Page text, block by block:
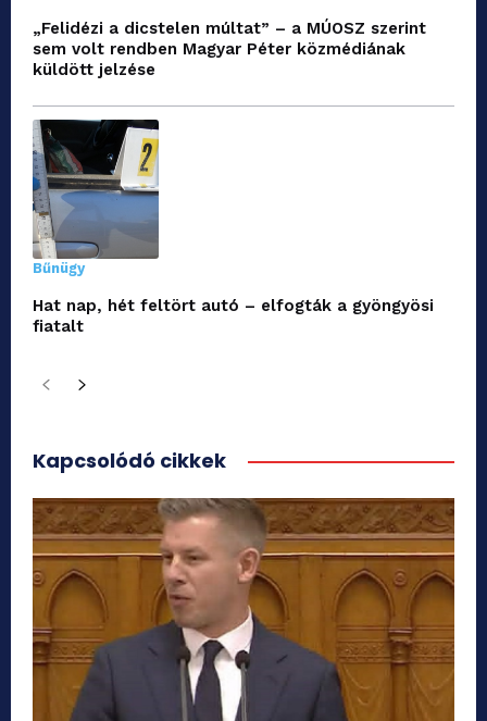
„Felidézi a dicstelen múltat” – a MÚOSZ szerint
sem volt rendben Magyar Péter közmédiának
küldött jelzése
Bűnügy
Hat nap, hét feltört autó – elfogták a gyöngyösi
fiatalt
Kapcsolódó cikkek